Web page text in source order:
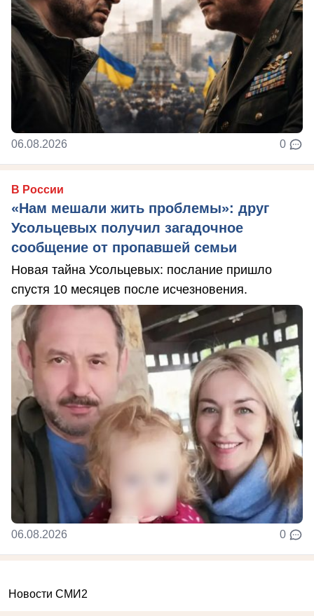
06.08.2026 0
В России
«Нам мешали жить проблемы»: друг
Усольцевых получил загадочное
сообщение от пропавшей семьи
Новая тайна Усольцевых: послание пришло
спустя 10 месяцев после исчезновения.
06.08.2026 0
Новости СМИ2